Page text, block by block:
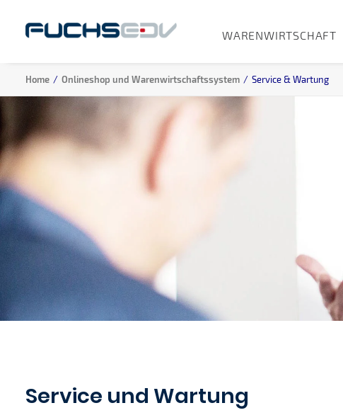
WARENWIRTSCHAFT
Home Onlineshop und Warenwirtschaftssystem Service & Wartung
Service und Wartung